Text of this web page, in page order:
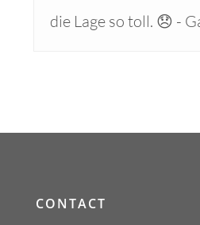
die Lage so toll. 😞 -
CONTACT